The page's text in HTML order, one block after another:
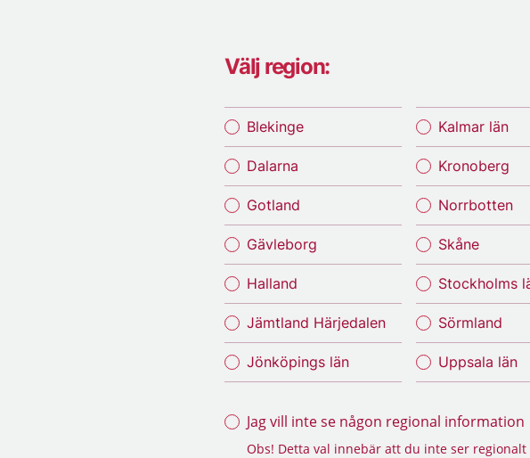
Välj region:
Blekinge
Dalarna
Gotland
Gävleborg
Halland
Jämtland Härjedalen
Jönköpings län
Kalmar län
Kronoberg
Norrbotten
Skåne
Stockholms
Sörmland
Uppsala län
Jag vill inte se någon regional information
Obs! Detta val innebär att du inte ser